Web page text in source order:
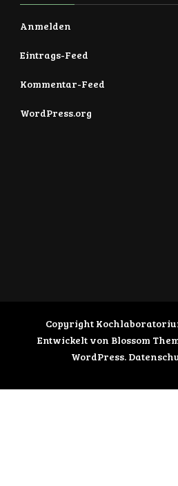
Anmelden
Eintrags-Feed
Kommentar-Feed
WordPress.org
Copyright
Entwickelt von Blossom
WordPress.